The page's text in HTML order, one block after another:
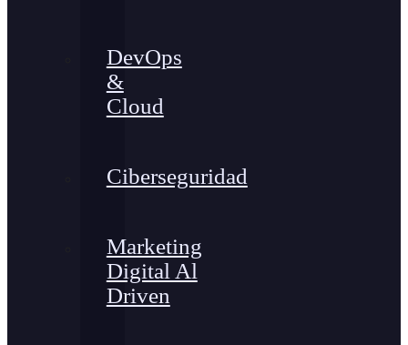
DevOps
&
Cloud
Ciberseguridad
Marketing
Digital Al
Driven